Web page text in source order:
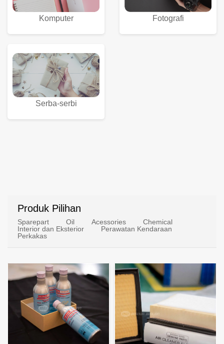
Komputer Fotografi
Serba-serbi
Produk Pilihan
Sparepart Oil Acessories
Chemical
Interior dan Eksterior
Perawatan Kendaraan
Perkakas